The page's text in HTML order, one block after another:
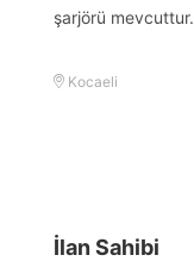
şarjörü mevcuttur.
Kocaeli
İlan Sahibi